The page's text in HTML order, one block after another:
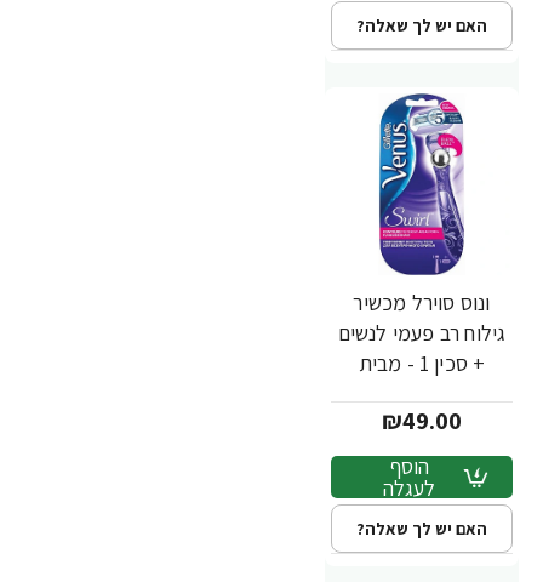
האם יש לך שאלה?
ונוס סוירל מכשיר
גילוח רב פעמי לנשים
+ סכין 1 - מבית
₪49.00
הוסף
לעגלה
האם יש לך שאלה?